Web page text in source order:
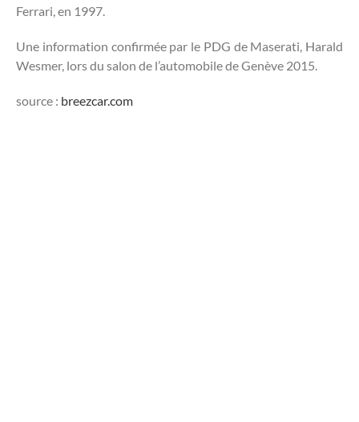
Ferrari, en 1997.
Une information confirmée par le PDG de Maserati, Harald
Wesmer, lors du salon de l’automobile de Genève 2015.
source : breezcar.com